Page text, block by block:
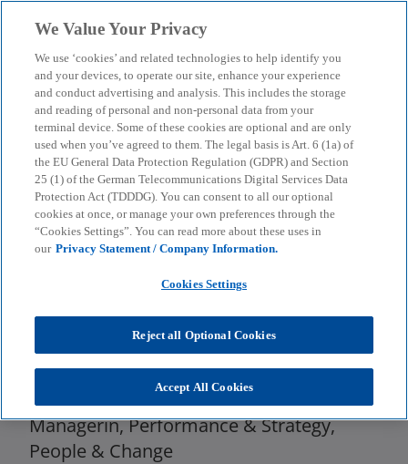
menu search
Simone Gratz
Managerin, Performance & Strategy,
People & Change
We Value Your Privacy
We use ‘cookies’ and related technologies to help identify you
and your devices, to operate our site, enhance your experience
and conduct advertising and analysis. This includes the storage
and reading of personal and non-personal data from your
terminal device. Some of these cookies are optional and are only
used when you’ve agreed to them. The legal basis is Art. 6 (1a) of
the EU General Data Protection Regulation (GDPR) and Section
25 (1) of the German Telecommunications Digital Services Data
Protection Act (TDDDG). You can consent to all our optional
cookies at once, or manage your own preferences through the
“Cookies Settings”. You can read more about these uses in
our Privacy Statement / Company Information.
Cookies Settings
Reject all Optional Cookies
Accept All Cookies